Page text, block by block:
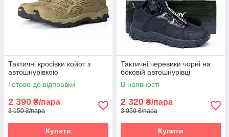
Тактичні кросівки койот з
автошнурівкою
Готово до відправки
2 390 ₴/пара
3 150 ₴/пара
Купити
Тактичні черевики чорні на
боковій автошнурівці
В наявності
2 320 ₴/пара
3 050 ₴/пара
Купити